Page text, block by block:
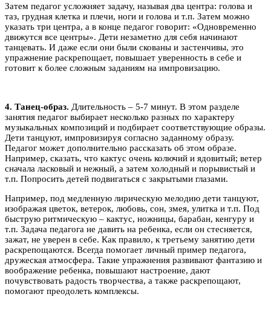
Затем педагог усложняет задачу, называя два центра: голова и
таз, грудная клетка и плечи, ноги и голова и т.п. Затем можно
указать три центра, а в конце педагог говорит: «Одновременно
движутся все центры». Дети незаметно для себя начинают
танцевать. И даже если они были скованы и застенчивы, это
упражнение раскрепощает, повышает уверенность в себе и
готовит к более сложным заданиям на импровизацию.
4. Танец-образ. Длительность – 5-7 минут. В этом разделе
занятия педагог выбирает несколько разных по характеру
музыкальных композиций и подбирает соответствующие образы.
Дети танцуют, импровизируя согласно заданному образу.
Педагог может дополнительно рассказать об этом образе.
Например, сказать, что кактус очень колючий и ядовитый; ветер
сначала ласковый и нежный, а затем холодный и порывистый и
т.п. Попросить детей подвигаться с закрытыми глазами.
Например, под медленную лирическую мелодию дети танцуют,
изображая цветок, ветерок, любовь, сон, змея, улитка и т.п. Под
быструю ритмическую – кактус, ножницы, барабан, кенгуру и
т.п. Задача педагога не давить на ребенка, если он стесняется,
зажат, не уверен в себе. Как правило, к третьему занятию дети
раскрепощаются. Всегда помогает личный пример педагога,
дружеская атмосфера. Такие упражнения развивают фантазию и
воображение ребенка, повышают настроение, дают
почувствовать радость творчества, а также раскрепощают,
помогают преодолеть комплексы.